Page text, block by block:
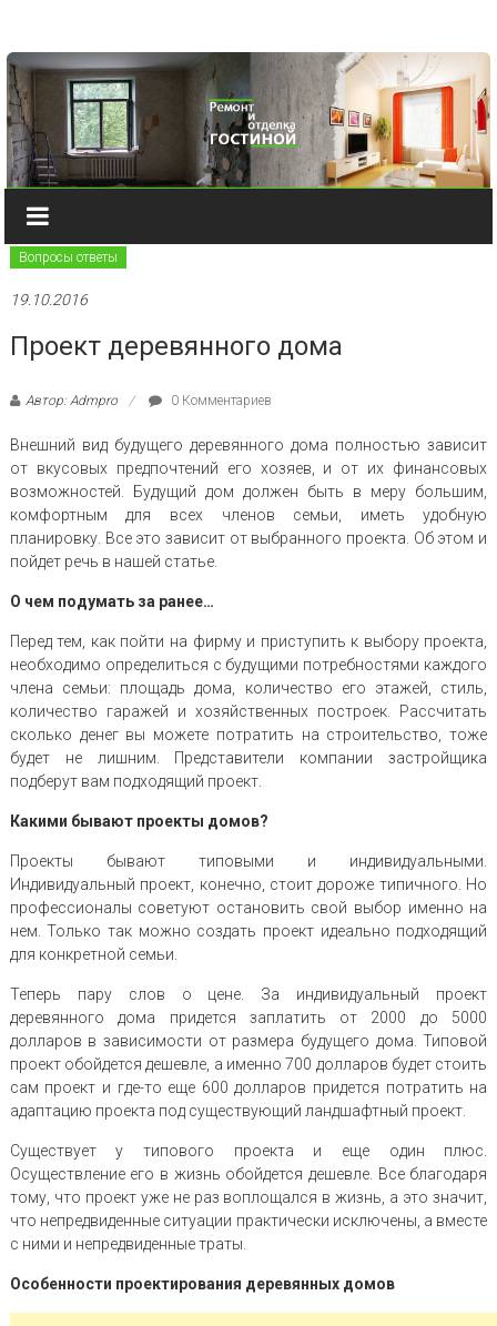
Вопросы ответы
19.10.2016
Проект деревянного дома
Автор: Admpro 0 Комментариев
Внешний вид будущего деревянного дома полностью зависит
от вкусовых предпочтений его хозяев, и от их финансовых
возможностей. Будущий дом должен быть в меру большим,
комфортным для всех членов семьи, иметь удобную
планировку. Все это зависит от выбранного проекта. Об этом и
пойдет речь в нашей статье.
О чем подумать за ранее…
Перед тем, как пойти на фирму и приступить к выбору проекта,
необходимо определиться с будущими потребностями каждого
члена семьи: площадь дома, количество его этажей, стиль,
количество гаражей и хозяйственных построек. Рассчитать
сколько денег вы можете потратить на строительство, тоже
будет не лишним. Представители компании застройщика
подберут вам подходящий проект.
Какими бывают проекты домов?
Проекты бывают типовыми и индивидуальными.
Индивидуальный проект, конечно, стоит дороже типичного. Но
профессионалы советуют остановить свой выбор именно на
нем. Только так можно создать проект идеально подходящий
для конкретной семьи.
Теперь пару слов о цене. За индивидуальный проект
деревянного дома придется заплатить от 2000 до 5000
долларов в зависимости от размера будущего дома. Типовой
проект обойдется дешевле, а именно 700 долларов будет стоить
сам проект и где-то еще 600 долларов придется потратить на
адаптацию проекта под существующий ландшафтный проект.
Существует у типового проекта и еще один плюс.
Осуществление его в жизнь обойдется дешевле. Все благодаря
тому, что проект уже не раз воплощался в жизнь, а это значит,
что непредвиденные ситуации практически исключены, а вместе
с ними и непредвиденные траты.
Особенности проектирования деревянных домов